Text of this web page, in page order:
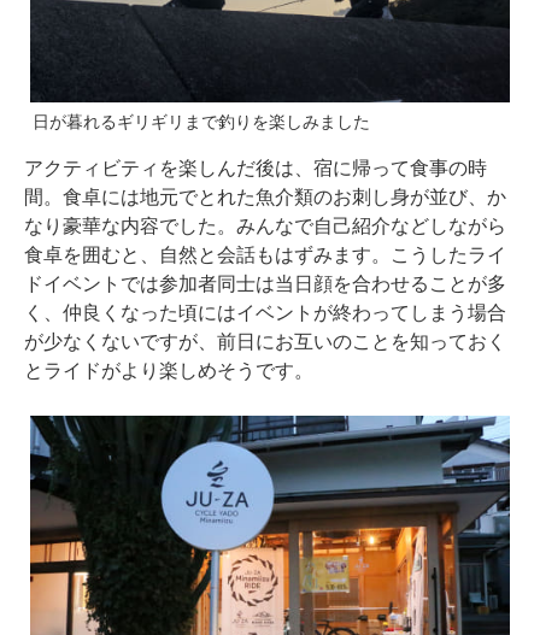
日が暮れるギリギリまで釣りを楽しみました
アクティビティを楽しんだ後は、宿に帰って食事の時
間。食卓には地元でとれた魚介類のお刺し身が並び、か
なり豪華な内容でした。みんなで自己紹介などしながら
食卓を囲むと、自然と会話もはずみます。こうしたライ
ドイベントでは参加者同士は当日顔を合わせることが多
く、仲良くなった頃にはイベントが終わってしまう場合
が少なくないですが、前日にお互いのことを知っておく
とライドがより楽しめそうです。